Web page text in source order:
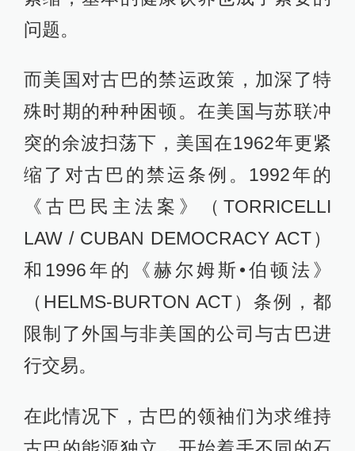
问题。
而美国对古巴的禁运政策，加深了特
殊时期的种种困顿。在美国与苏联冲
突的余波扫荡下，美国在1962年更紧
缩了对古巴的禁运条例。1992年的
《古巴民主法案》（TORRICELLI
LAW / CUBAN DEMOCRACY ACT）
和1996年的《赫尔姆斯•伯顿法》
（HELMS-BURTON ACT）条例，都
限制了外国与非美国的公司与古巴进
行交易。
在此情况下，古巴的领袖们为求维持